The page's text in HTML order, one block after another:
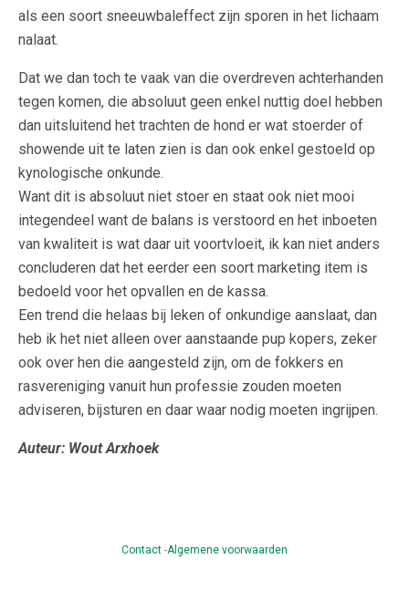
als een soort sneeuwbaleffect zijn sporen in het lichaam
nalaat.
Dat we dan toch te vaak van die overdreven achterhanden
tegen komen, die absoluut geen enkel nuttig doel hebben
dan uitsluitend het trachten de hond er wat stoerder of
showende uit te laten zien is dan ook enkel gestoeld op
kynologische onkunde.
Want dit is absoluut niet stoer en staat ook niet mooi
integendeel want de balans is verstoord en het inboeten
van kwaliteit is wat daar uit voortvloeit, ik kan niet anders
concluderen dat het eerder een soort marketing item is
bedoeld voor het opvallen en de kassa.
Een trend die helaas bij leken of onkundige aanslaat, dan
heb ik het niet alleen over aanstaande pup kopers, zeker
ook over hen die aangesteld zijn, om de fokkers en
rasvereniging vanuit hun professie zouden moeten
adviseren, bijsturen en daar waar nodig moeten ingrijpen.
Auteur: Wout Arxhoek
Contact -Algemene voorwaarden